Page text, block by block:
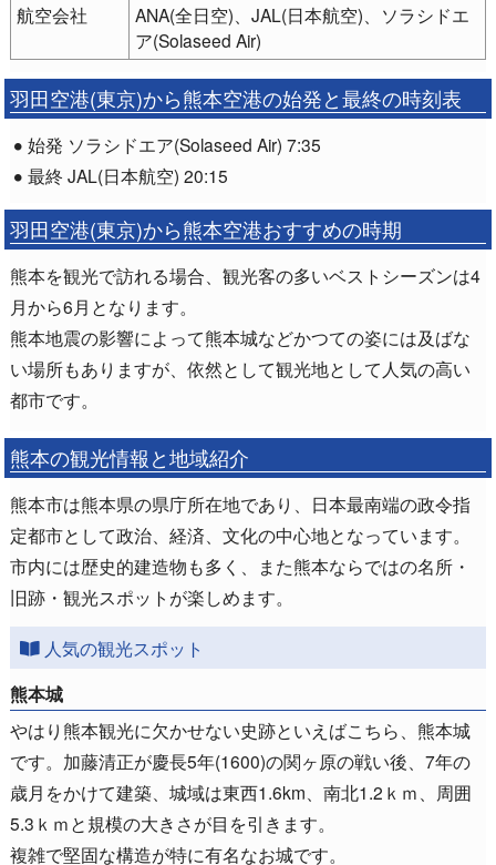
航空会社
ANA(全日空)、JAL(日本航空)、ソラシドエ
ア(Solaseed Air)
羽田空港(東京)から熊本空港の始発と最終の時刻表
始発 ソラシドエア(Solaseed Air) 7:35
最終 JAL(日本航空) 20:15
羽田空港(東京)から熊本空港おすすめの時期
熊本を観光で訪れる場合、観光客の多いベストシーズンは4
月から6月となります。
熊本地震の影響によって熊本城などかつての姿には及ばな
い場所もありますが、依然として観光地として人気の高い
都市です。
熊本の観光情報と地域紹介
熊本市は熊本県の県庁所在地であり、日本最南端の政令指
定都市として政治、経済、文化の中心地となっています。
市内には歴史的建造物も多く、また熊本ならではの名所・
旧跡・観光スポットが楽しめます。
人気の観光スポット
熊本城
やはり熊本観光に欠かせない史跡といえばこちら、熊本城
です。加藤清正が慶長5年(1600)の関ヶ原の戦い後、7年の
歳月をかけて建築、城域は東西1.6km、南北1.2ｋｍ、周囲
5.3ｋｍと規模の大きさが目を引きます。
複雑で堅固な構造が特に有名なお城です。